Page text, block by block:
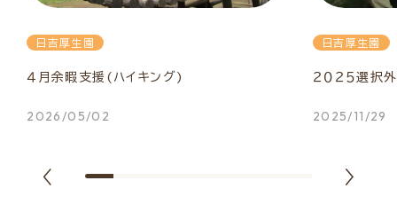
日吉厚生園
４月余暇支援(ハイキング)
2026/05/02
日吉厚生園
２０２５選択
2025/11/29